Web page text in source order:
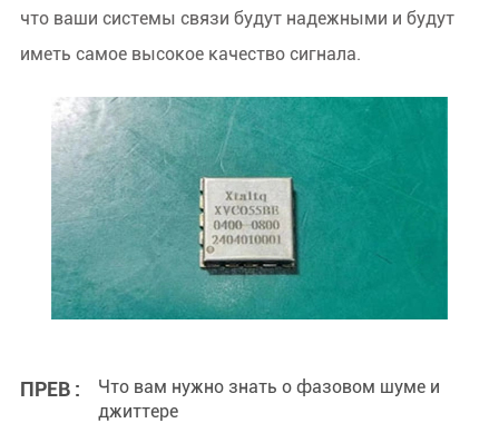
что ваши системы связи будут надежными и будут
иметь самое высокое качество сигнала.
ПРЕВ :
Что вам нужно знать о фазовом шуме и
джиттере